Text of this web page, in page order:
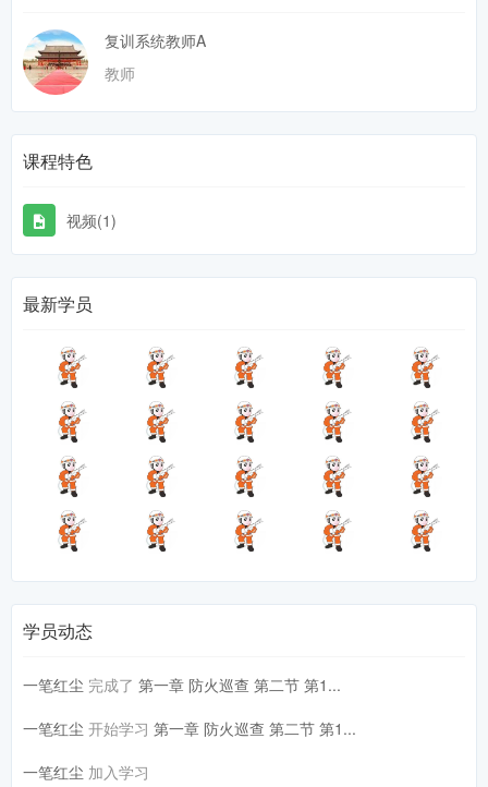
复训系统教师A
教师
课程特色
视频(1)
最新学员
学员动态
一笔红尘 完成了 第一章 防火巡查 第二节 第1...
一笔红尘 开始学习 第一章 防火巡查 第二节 第1...
一笔红尘 加入学习